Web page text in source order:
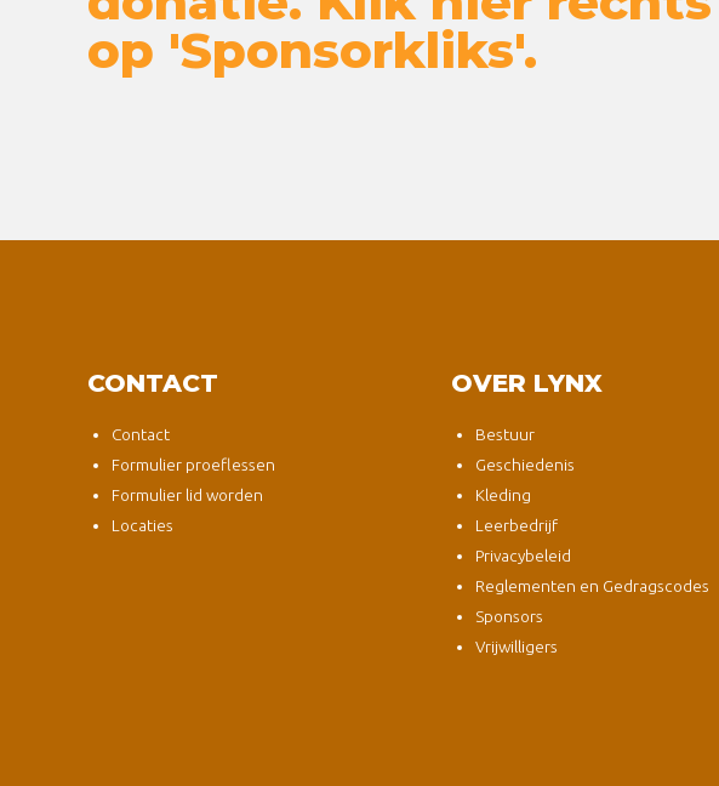
op 'Sponsorkliks'.
CONTACT
Contact
Formulier proeflessen
Formulier lid worden
Locaties
OVER LYNX
Bestuur
Geschiedenis
Kleding
Leerbedrijf
Privacybeleid
Reglementen en Gedragscodes
Sponsors
Vrijwilligers